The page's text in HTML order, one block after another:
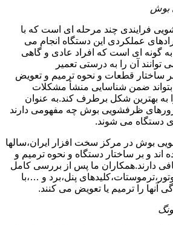
بوش
فرایندی چند مرحله ای است که با
عملکردی این دستگاه انجام می
گونه ای است که افراد عادی و گاهی
توانند آن را به درستی تعمیر
بر ساختار قطعات و نحوه ترمیم و تعویض
بتواند ضمن شناسایی منشأ مشکلات
به بهترین شکل برطرف کند.به عنوان
ارورهای ظرفشویی بوش چه مفهومی دارند
دستگاه می شوند.
بوش در مرکز سخت افزار ایران،سالها
اند و بر ساختار دستگاه و نحوه ترمیم و
دارند.همکاران ما پس از بررسی کامل
پنل،برد و …،با
آنها را ترمیم یا تعویض می کنند.